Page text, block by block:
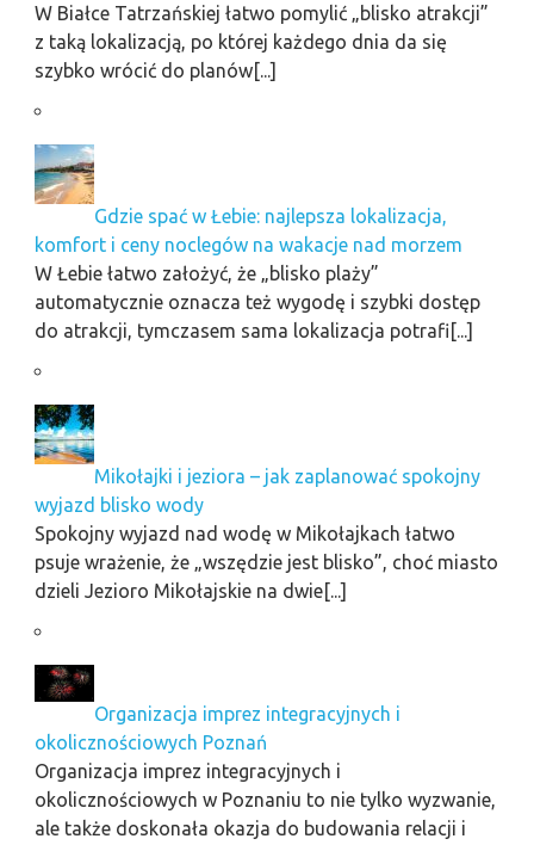
W Białce Tatrzańskiej łatwo pomylić „blisko atrakcji”
z taką lokalizacją, po której każdego dnia da się
szybko wrócić do planów[...]
Gdzie spać w Łebie: najlepsza lokalizacja,
komfort i ceny noclegów na wakacje nad morzem
W Łebie łatwo założyć, że „blisko plaży”
automatycznie oznacza też wygodę i szybki dostęp
do atrakcji, tymczasem sama lokalizacja potrafi[...]
Mikołajki i jeziora – jak zaplanować spokojny
wyjazd blisko wody
Spokojny wyjazd nad wodę w Mikołajkach łatwo
psuje wrażenie, że „wszędzie jest blisko”, choć miasto
dzieli Jezioro Mikołajskie na dwie[...]
Organizacja imprez integracyjnych i
okolicznościowych Poznań
Organizacja imprez integracyjnych i
okolicznościowych w Poznaniu to nie tylko wyzwanie,
ale także doskonała okazja do budowania relacji i